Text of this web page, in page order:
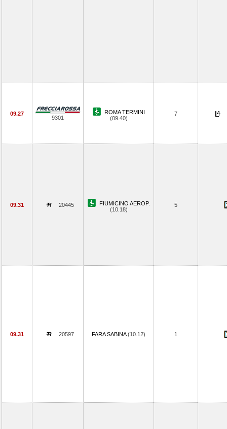
09.27
9301
ROMA TERMINI
(09.40)
7
09.31 20445
FIUMICINO AEROP.
(10.18)
5
09.31 20597 FARA SABINA(10.12) 1